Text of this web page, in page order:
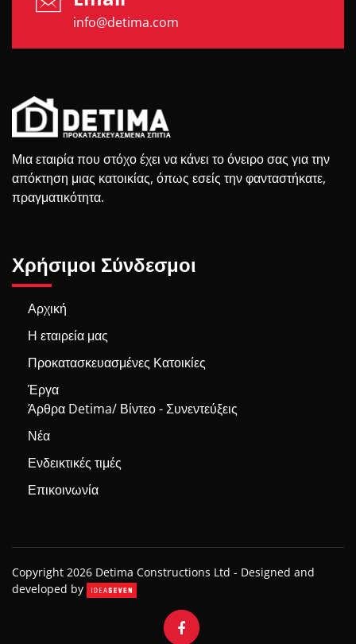
info@detima.com
Μια εταιρία που στόχο έχει να κάνει το όνειρο σας για την
απόκτηση μιας κατοικίας, όπως εσείς την φανταστήκατε,
πραγματικότητα.
Χρήσιμοι Σύνδεσμοι
Αρχική
Η εταιρεία μας
Προκατασκευασμένες Κατοικίες
Έργα
Άρθρα Detima/ Βίντεο - Συνεντεύξεις
Νέα
Ενδεικτικές τιμές
Επικοινωνία
Copyright 2026 Detima Constructions Ltd - Designed and
developed by